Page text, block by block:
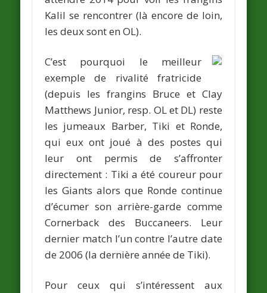
Kalil se rencontrer (là encore de loin,
les deux sont en OL).
C’est pourquoi le meilleur
exemple de rivalité fratricide
(depuis les frangins Bruce et Clay
Matthews Junior, resp. OL et DL) reste
les jumeaux Barber, Tiki et Ronde,
qui eux ont joué à des postes qui
leur ont permis de s’affronter
directement : Tiki a été coureur pour
les Giants alors que Ronde continue
d’écumer son arrière-garde comme
Cornerback des Buccaneers. Leur
dernier match l’un contre l’autre date
de 2006 (la dernière année de Tiki).
Pour ceux qui s’intéressent aux